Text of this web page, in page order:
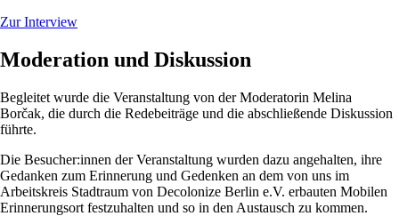
Zur Interview
Moderation und Diskussion
Begleitet wurde die Veranstaltung von der Moderatorin Melina
Borčak, die durch die Redebeiträge und die abschließende Diskussion
führte.
Die Besucher:innen der Veranstaltung wurden dazu angehalten, ihre
Gedanken zum Erinnerung und Gedenken an dem von uns im
Arbeitskreis Stadtraum von Decolonize Berlin e.V. erbauten Mobilen
Erinnerungsort festzuhalten und so in den Austausch zu kommen.